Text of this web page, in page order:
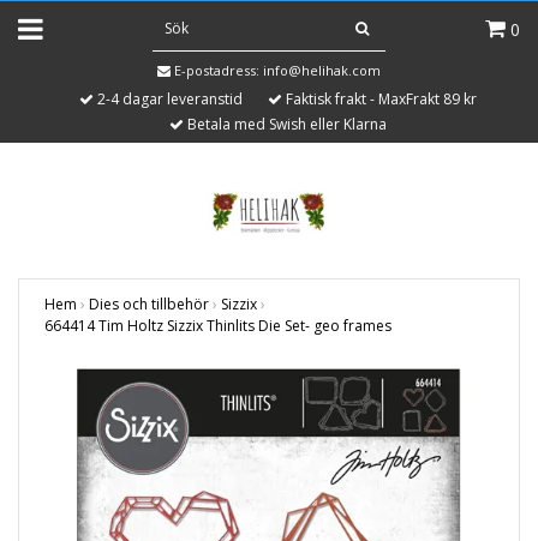
0
E-postadress: info@helihak.com
2-4 dagar leveranstid
Faktisk frakt - MaxFrakt 89 kr
Betala med Swish eller Klarna
Hem › Dies och tillbehör› Sizzix›
664414 Tim Holtz Sizzix Thinlits Die Set- geo frames